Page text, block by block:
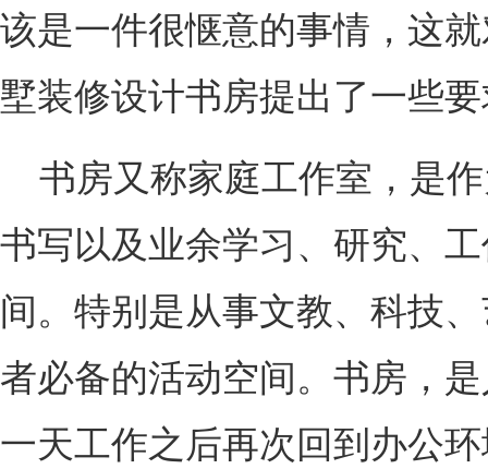
该是一件很惬意的事情，这
墅装修设计书房提出了一些
书房又称家庭工作室，是
书写以及业余学习、研究、
间。特别是从事文教、科技
者必备的活动空间。书房，
一天工作之后再次回到办公